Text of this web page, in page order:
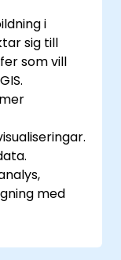
i
sig till
som vill
med
i